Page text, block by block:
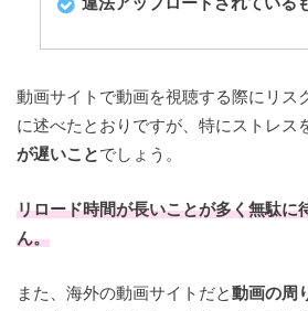
動画サイトで動画を視聴する際にリス
に述べたとおりですが、特にストレス
が遅いことでしょう。
リロード時間が長いことが多く無駄に
ん。
また、海外の動画サイトだと動画の周